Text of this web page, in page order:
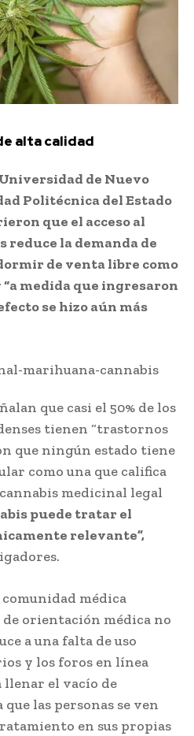
alta calidad
de Nuevo
Politécnica del Estado
que el acceso al
reduce la demanda de
de venta libre como
medida que ingresaron
se hizo aún más
que casi el 50% de los
tienen “trastornos
que ningún estado tiene
como una que califica
medicinal legal
puede tratar el
relevante”,
médica
de orientación médica no
a una falta de uso
y los foros en línea
llenar el vacío de
las personas se ven
en sus propias